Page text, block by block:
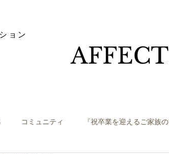
ョン
コミュニティ 『祝卒業を迎えるご家族